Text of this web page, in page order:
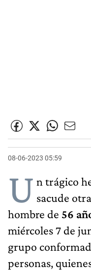
08-06-2023 05:59
U n trágico
sacude
hombre de 56
miércoles 7 de
grupo
personas,